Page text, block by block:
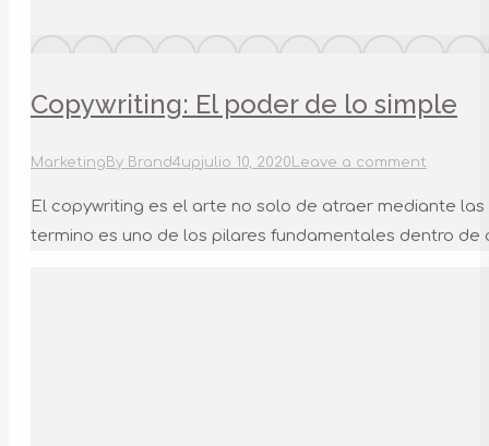
Copywriting: El poder de lo simple
Marketing By Brand4upjulio 10, 2020 Leave a comment
El copywriting es el arte no solo de atraer mediante
termino es uno de los pilares fundamentales dentro